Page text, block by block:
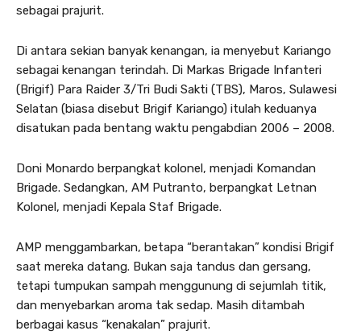
sebagai prajurit.
Di antara sekian banyak kenangan, ia menyebut Kariango
sebagai kenangan terindah. Di Markas Brigade Infanteri
(Brigif) Para Raider 3/Tri Budi Sakti (TBS), Maros, Sulawesi
Selatan (biasa disebut Brigif Kariango) itulah keduanya
disatukan pada bentang waktu pengabdian 2006 – 2008.
Doni Monardo berpangkat kolonel, menjadi Komandan
Brigade. Sedangkan, AM Putranto, berpangkat Letnan
Kolonel, menjadi Kepala Staf Brigade.
AMP menggambarkan, betapa “berantakan” kondisi Brigif
saat mereka datang. Bukan saja tandus dan gersang,
tetapi tumpukan sampah menggunung di sejumlah titik,
dan menyebarkan aroma tak sedap. Masih ditambah
berbagai kasus “kenakalan” prajurit.